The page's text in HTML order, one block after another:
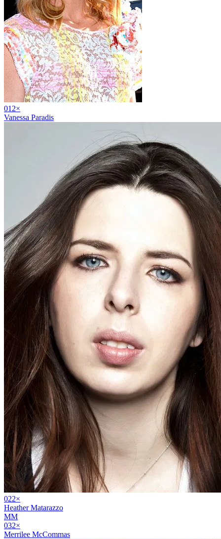
01 2×
Vanessa Paradis
022×
Heather Matarazzo
MM
032×
Merrilee McCommas